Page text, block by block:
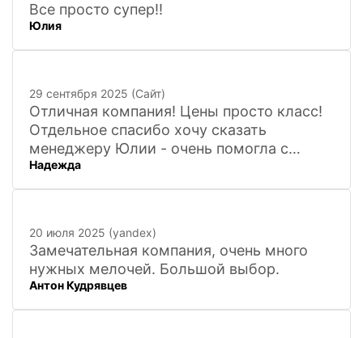
Все просто супер!!
Юлия
29 сентября 2025 (Сайт)
Отличная компания! Цены просто класс!
Отдельное спасибо хочу сказать
менеджеру Юлии - очень помогла с
покупкой и доставкой сувенирных
фигурок! Буду ждать новинок и покупать
Надежда
20 июля 2025 (yandex)
Замечательная компания, очень много
нужных мелочей. Большой выбор.
Антон Кудрявцев